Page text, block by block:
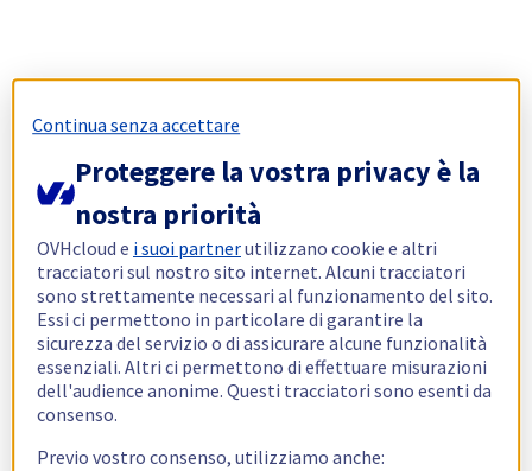
Continua senza accettare
Proteggere la vostra privacy è la
nostra priorità
OVHcloud e i suoi partnerutilizzano cookie e altri
tracciatori sul nostro sito internet. Alcuni tracciatori
sono strettamente necessari al funzionamento del sito.
Essi ci permettono in particolare di garantire la
sicurezza del servizio o di assicurare alcune funzionalità
essenziali. Altri ci permettono di effettuare misurazioni
dell'audience anonime. Questi tracciatori sono esenti da
consenso.
Previo vostro consenso, utilizziamo anche: